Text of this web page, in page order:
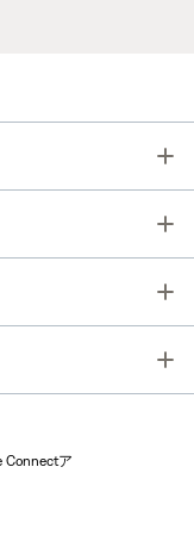
Connectア